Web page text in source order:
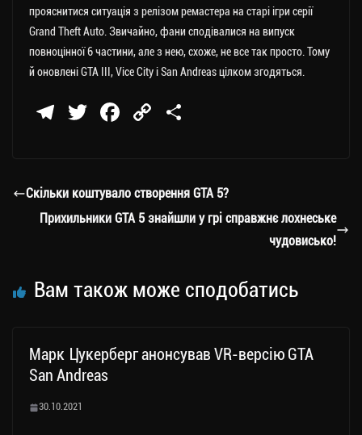
прояснитися ситуація з релізом ремастера на старі ігри серії
Grand Theft Auto. Звичайно, фани сподівалися на випуск
повноцінної 6 частини, але з нею, схоже, не все так просто. Тому
й оновлені GTA III, Vice City і San Andreas цілком згодяться.
Te
a
m
T
er
Fa
ok
C
Li
nk
ли
ти
Скільки коштувало створення GTA 5?
Прихильники GTA 5 знайшли у грі справжнє лохнеське
чудовисько!
Вам також може сподобатись
Марк Цукерберг анонсував VR-версію GTA
San Andreas
30.10.2021